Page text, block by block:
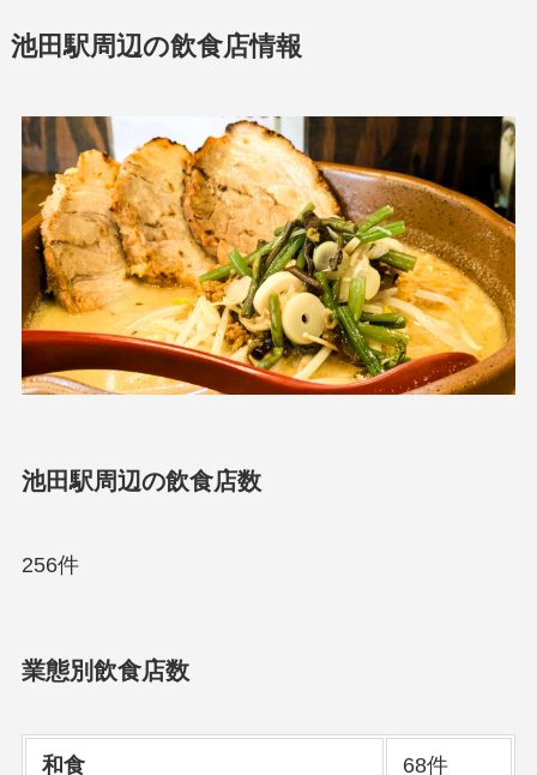
池田駅周辺の飲食店情報
池田駅周辺の飲食店数
256件
業態別飲食店数
和食 68件